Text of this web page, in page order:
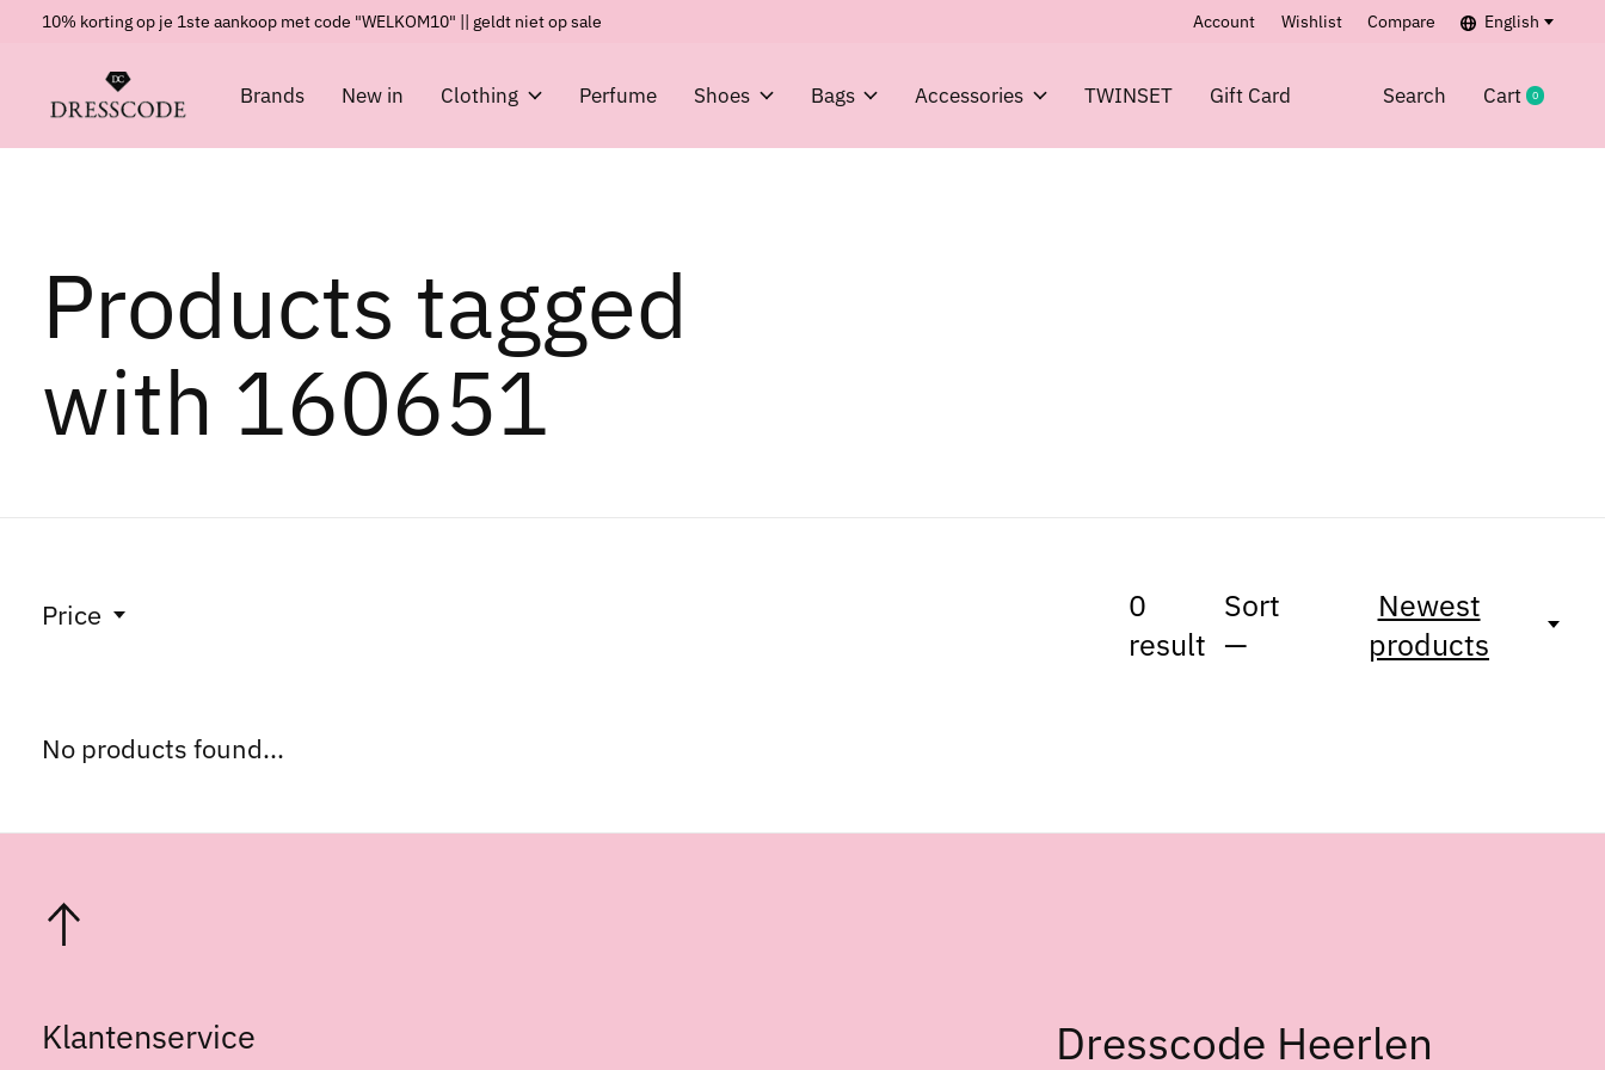
10% korting op je 1ste aankoop met code "WELKOM10" || geldt niet op sale Account Wishlist Compare English
Brands New in Clothing Perfume Shoes Bags Accessories TWINSET Gift Card Search Cart 0items
Products tagged
with 160651
Price
0
result
Sort
—
Newest
products
No products found...
Klantenservice Dresscode Heerlen